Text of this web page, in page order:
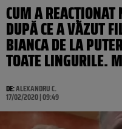
CUM A
DUPĂ CE A VĂZUT
BIANCA DE LA
TOATE LINGURILE.
DE:ALEXANDRU C.
17/02/2020 | 09:49